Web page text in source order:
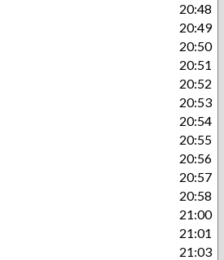
20:48
20:49
20:50
20:51
20:52
20:53
20:54
20:55
20:56
20:57
20:58
21:00
21:01
21:03